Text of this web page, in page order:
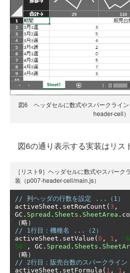
図6 ヘッダセルに数式やスパークライ
header-cell）
図6の通り表示する実装はリス
［リスト9］ヘッダセルに数式やスパー
装（p007-header-cell/main.js）
// 列ヘッダの行数を設定 ...（1）
activeSheet . setRowCount ( 3 ,
GC . Spread . Sheets . SheetArea .
（略）
// 1行目：機種名 ...（2）
activeSheet . setValue ( 0 , 1 ,
5G' , GC . Spread . Sheets .
（略）
// 2行目：販売台数のスパークライ
activeSheet . setFormula ( 1 , 1 ,